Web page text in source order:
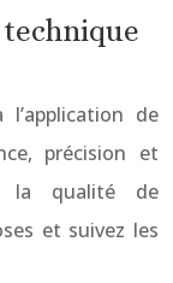
de
précision et
la qualité de
et suivez les